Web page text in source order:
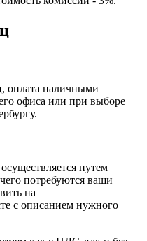
оплата наличными
офиса или при выборе
путем
потребуются ваши
на
с описанием нужного